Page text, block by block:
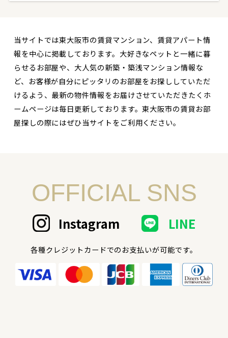
当サイトでは東大阪市の賃貸マンション、賃貸アパート情
報を中心に掲載しております。大好きなペットと一緒に暮
らせるお部屋や、大人気の新築・築浅マンション情報な
ど、お客様が自分にピッタリのお部屋をお探ししていただ
けるよう、最新の物件情報をお届けさせていただきたくホ
ームページは毎日更新しております。東大阪市の賃貸お部
屋探しの際にはぜひ当サイトをご利用ください。
OFFICIAL SNS
Instagram LINE
各種クレジットカードでのお支払いが可能です。